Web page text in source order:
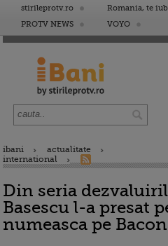
stirileprotv.ro Romania, te
PROTV NEWS
VOYO
ibani
actualitate
international
Din seria
Basescu l-a presat
numeasca pe